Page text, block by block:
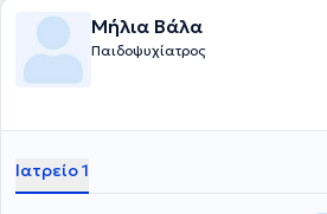
Μήλια Βάλα
Παιδοψυχίατρος
Ιατρείο 1